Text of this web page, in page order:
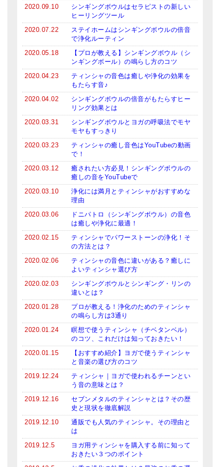
メールお便り登録
LINEお友だち登録
お客様の声
ブログ
2020.09.10
シンギングボウルはセラピストの新しい
ヒーリングツール
2020.07.22
ステイホームはシンギングボウルの倍音
で浄化ルーティン
2020.05.18
【プロが教える】シンギングボウル（シ
ンギングボール）の鳴らし方のコツ
2020.04.23
ティンシャの音色は癒しや浄化の効果を
もたらす音♪
2020.04.02
シンギングボウルの倍音がもたらすヒー
リング効果とは
2020.03.31
シンギングボウルとヨガの呼吸法でモヤ
モヤもすっきり
2020.03.23
ティンシャの癒し音色はYouTubeの動画
で！
2020.03.12
癒されたい方必見！シンギングボウルの
癒しの音をYouTubeで
2020.03.10
浄化には満月とティンシャがおすすめな
理由
2020.03.06
ドニパトロ（シンギングボウル）の音色
は癒しや浄化に最適！
2020.02.15
ティンシャでパワーストーンの浄化！そ
の方法とは？
2020.02.06
ティンシャの音色に違いがある？癒しに
よいティンシャ選び方
2020.02.03
シンギングボウルとシンギング・リンの
違いとは？
2020.01.28
プロが教える！浄化のためのティンシャ
の鳴らし方は3通り
2020.01.24
瞑想で使うティンシャ（チベタンベル）
のコツ、これだけは知っておきたい！
2020.01.15
【おすすめ紹介】ヨガで使うティンシャ
と音楽の選び方のコツ
2019.12.24
ティンシャ｜ヨガで使われるチーンとい
う音の意味とは？
2019.12.16
セブンメタルのティンシャとは？その歴
史と現状を徹底解説
2019.12.10
通販でも人気のティンシャ。その理由と
は
2019.12.5
ヨガ用ティンシャを購入する前に知って
おきたい３つのポイント